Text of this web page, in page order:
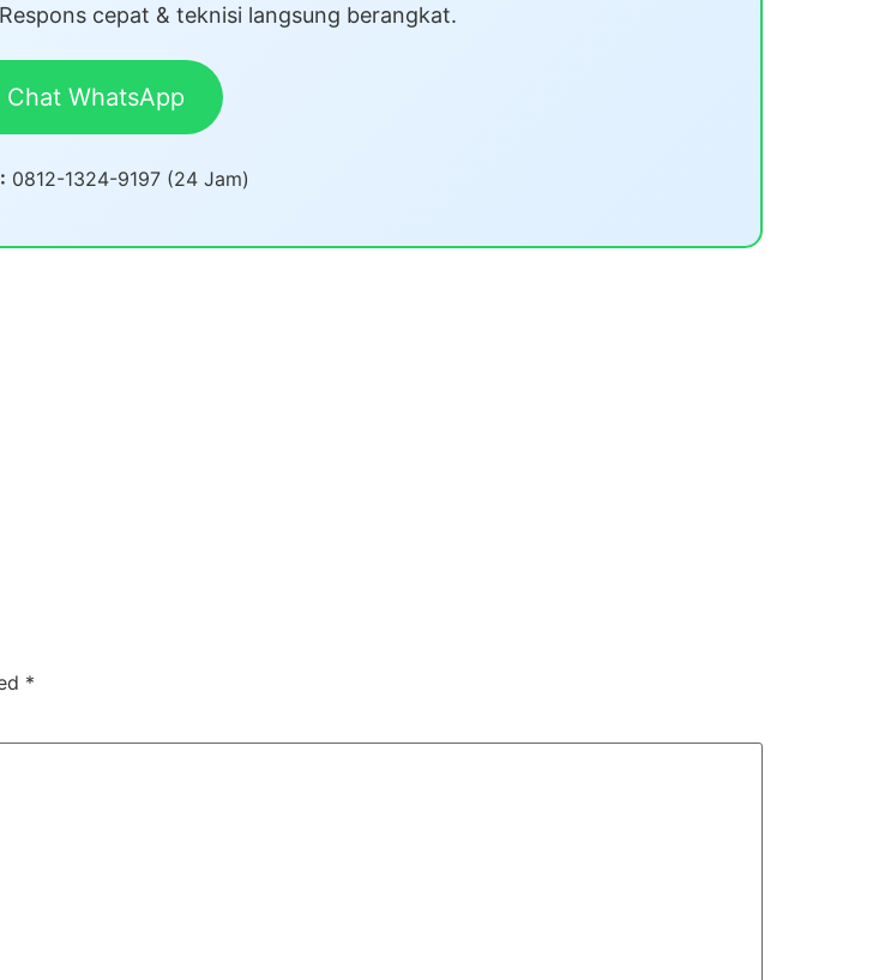
cepat & teknisi langsung berangkat.
Chat WhatsApp
0812-1324-9197 (24 Jam)
*